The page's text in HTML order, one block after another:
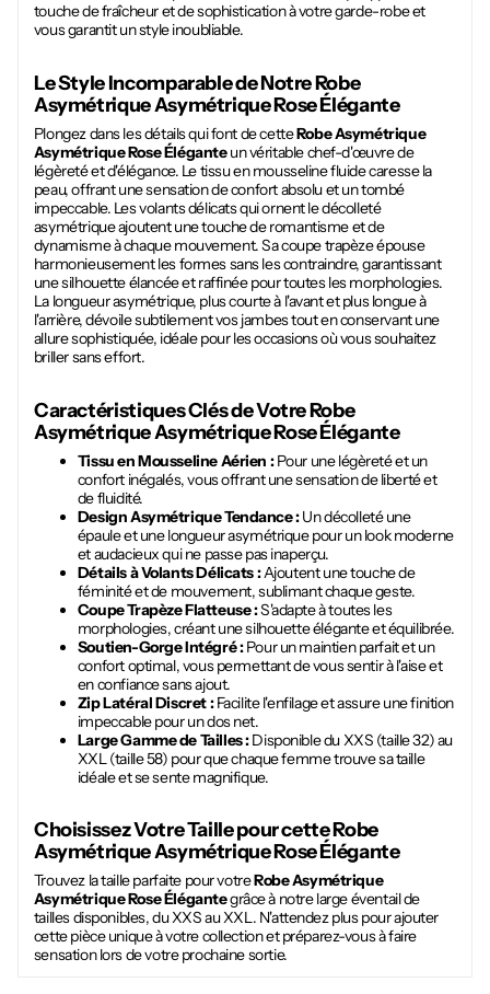
touche de fraîcheur et de sophistication à votre garde-robe et
vous garantit un style inoubliable.
Le Style Incomparable de NotreRobe
Asymétrique Asymétrique Rose Élégante
Plongez dans les détails qui font de cetteRobe Asymétrique
Asymétrique Rose Éléganteun véritable chef-d'œuvre de
légèreté et d'élégance. Le tissu en mousseline fluide caresse la
peau, offrant une sensation de confort absolu et un tombé
impeccable. Les volants délicats qui ornent le décolleté
asymétrique ajoutent une touche de romantisme et de
dynamisme à chaque mouvement. Sa coupe trapèze épouse
harmonieusement les formes sans les contraindre, garantissant
une silhouette élancée et raffinée pour toutes les morphologies.
La longueur asymétrique, plus courte à l'avant et plus longue à
l'arrière, dévoile subtilement vos jambes tout en conservant une
allure sophistiquée, idéale pour les occasions où vous souhaitez
briller sans effort.
Caractéristiques Clés de VotreRobe
Asymétrique Asymétrique Rose Élégante
Tissu en Mousseline Aérien :Pour une légèreté et un
confort inégalés, vous offrant une sensation de liberté et
de fluidité.
Design Asymétrique Tendance :Un décolleté une
épaule et une longueur asymétrique pour un look moderne
et audacieux qui ne passe pas inaperçu.
Détails à Volants Délicats :Ajoutent une touche de
féminité et de mouvement, sublimant chaque geste.
Coupe Trapèze Flatteuse :S'adapte à toutes les
morphologies, créant une silhouette élégante et équilibrée.
Soutien-Gorge Intégré :Pour un maintien parfait et un
confort optimal, vous permettant de vous sentir à l'aise et
en confiance sans ajout.
Zip Latéral Discret :Facilite l'enfilage et assure une finition
impeccable pour un dos net.
Large Gamme de Tailles :Disponible du XXS (taille 32) au
XXL (taille 58) pour que chaque femme trouve sa taille
idéale et se sente magnifique.
Choisissez Votre Taille pour cetteRobe
Asymétrique Asymétrique Rose Élégante
Trouvez la taille parfaite pour votreRobe Asymétrique
Asymétrique Rose Élégantegrâce à notre large éventail de
tailles disponibles, du XXS au XXL. N'attendez plus pour ajouter
cette pièce unique à votre collection et préparez-vous à faire
sensation lors de votre prochaine sortie.